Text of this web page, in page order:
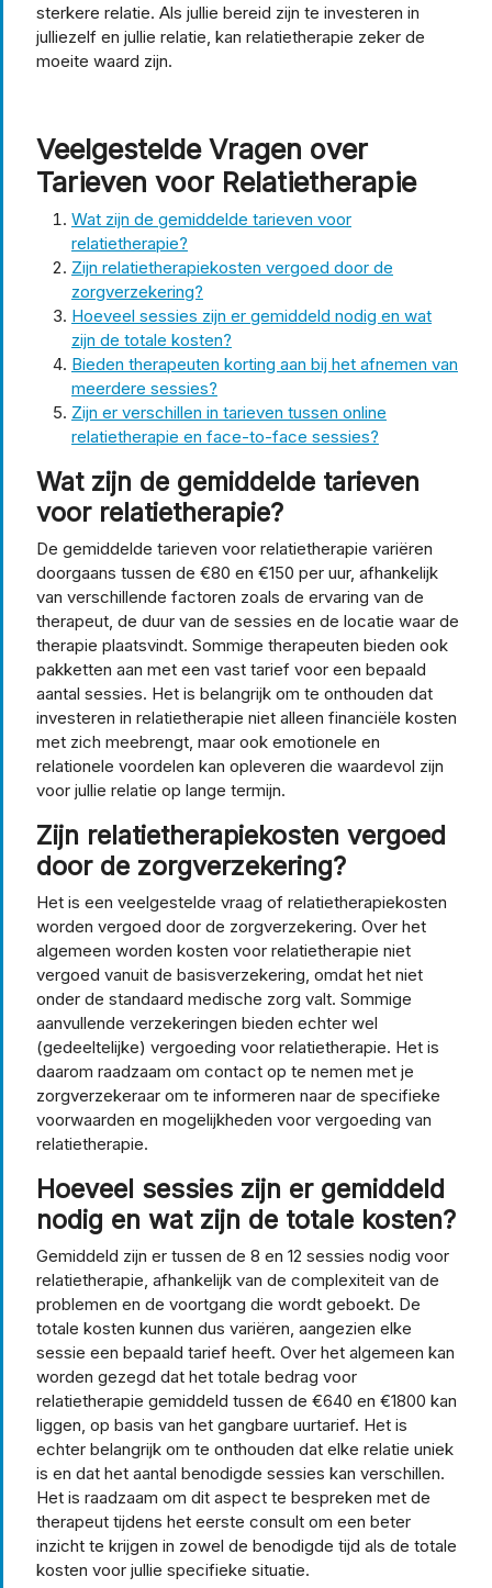
sterkere relatie. Als jullie bereid zijn te investeren in
julliezelf en jullie relatie, kan relatietherapie zeker de
moeite waard zijn.
Veelgestelde Vragen over
Tarieven voor Relatietherapie
Wat zijn de gemiddelde tarieven voor
relatietherapie?
Zijn relatietherapiekosten vergoed door de
zorgverzekering?
Hoeveel sessies zijn er gemiddeld nodig en wat
zijn de totale kosten?
Bieden therapeuten korting aan bij het afnemen van
meerdere sessies?
Zijn er verschillen in tarieven tussen online
relatietherapie en face-to-face sessies?
Wat zijn de gemiddelde tarieven
voor relatietherapie?
De gemiddelde tarieven voor relatietherapie variëren
doorgaans tussen de €80 en €150 per uur, afhankelijk
van verschillende factoren zoals de ervaring van de
therapeut, de duur van de sessies en de locatie waar de
therapie plaatsvindt. Sommige therapeuten bieden ook
pakketten aan met een vast tarief voor een bepaald
aantal sessies. Het is belangrijk om te onthouden dat
investeren in relatietherapie niet alleen financiële kosten
met zich meebrengt, maar ook emotionele en
relationele voordelen kan opleveren die waardevol zijn
voor jullie relatie op lange termijn.
Zijn relatietherapiekosten vergoed
door de zorgverzekering?
Het is een veelgestelde vraag of relatietherapiekosten
worden vergoed door de zorgverzekering. Over het
algemeen worden kosten voor relatietherapie niet
vergoed vanuit de basisverzekering, omdat het niet
onder de standaard medische zorg valt. Sommige
aanvullende verzekeringen bieden echter wel
(gedeeltelijke) vergoeding voor relatietherapie. Het is
daarom raadzaam om contact op te nemen met je
zorgverzekeraar om te informeren naar de specifieke
voorwaarden en mogelijkheden voor vergoeding van
relatietherapie.
Hoeveel sessies zijn er gemiddeld
nodig en wat zijn de totale kosten?
Gemiddeld zijn er tussen de 8 en 12 sessies nodig voor
relatietherapie, afhankelijk van de complexiteit van de
problemen en de voortgang die wordt geboekt. De
totale kosten kunnen dus variëren, aangezien elke
sessie een bepaald tarief heeft. Over het algemeen kan
worden gezegd dat het totale bedrag voor
relatietherapie gemiddeld tussen de €640 en €1800 kan
liggen, op basis van het gangbare uurtarief. Het is
echter belangrijk om te onthouden dat elke relatie uniek
is en dat het aantal benodigde sessies kan verschillen.
Het is raadzaam om dit aspect te bespreken met de
therapeut tijdens het eerste consult om een beter
inzicht te krijgen in zowel de benodigde tijd als de totale
kosten voor jullie specifieke situatie.